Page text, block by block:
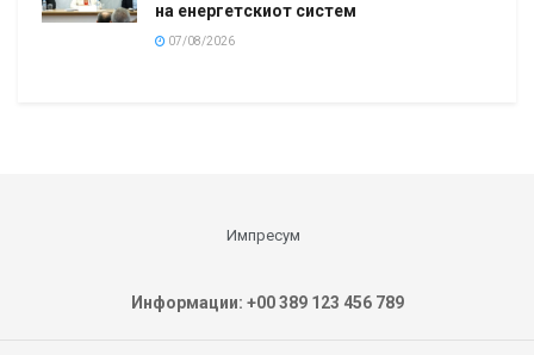
на енергетскиот систем
07/08/2026
Импресум
Информации: +00 389 123 456 789